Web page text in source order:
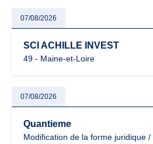
07/08/2026
SCI ACHILLE INVEST
49 - Maine-et-Loire
07/08/2026
Quantieme
Modification de la forme juridique